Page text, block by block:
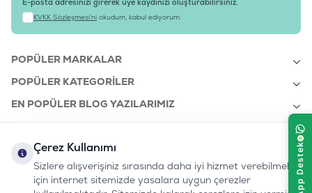
E-posta adresinizi girerek üye kaydınızı oluşturabilirsiniz.
KVKK Sözleşmesi'ni okudum, kabul ediyorum.
POPÜLER MARKALAR
POPÜLER KATEGORILER
EN POPÜLER BLOG YAZILARIMIZ
KURUMSAL
Çerez Kullanımı
Sizlere alışverişiniz sırasında daha iyi hizmet verebilmek
için internet sitemizde yasalara uygun çerezler